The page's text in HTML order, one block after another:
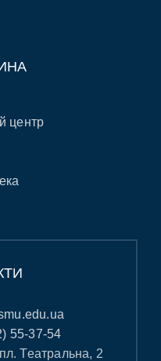
центр
55-37-54
Театральна, 2